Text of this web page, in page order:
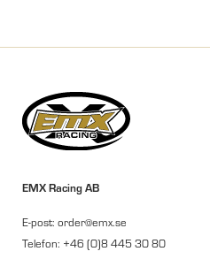
EMX Racing AB
E-post: order@emx.se
Telefon: +46 (0)8 445 30 80